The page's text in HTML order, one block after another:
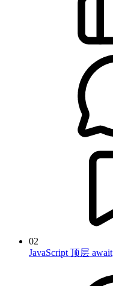
02
JavaScript 顶层 await